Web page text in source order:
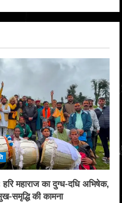
महाराज का दुग्ध-दधि अभिषेक,
समृद्धि की कामना